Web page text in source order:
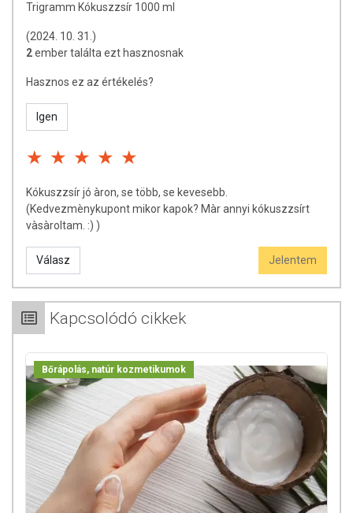
Trigramm Kókuszzsír 1000 ml
(2024. 10. 31.)
2ember találta ezt hasznosnak
Hasznos ez az értékelés?
Igen
Kókuszzsír jó àron, se több, se kevesebb.
(Kedvezmènykupont mikor kapok? Màr annyi kókuszzsírt
vàsàroltam. :) )
Válasz Jelentem
Kapcsolódó cikkek
Bőrápolás, natúr kozmetikumok